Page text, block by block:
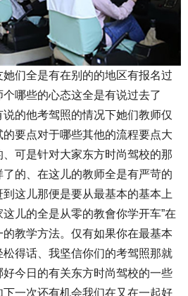
们全是有在别的的地区有报名过
哪些的心态这全是有说过去了
的他考驾照的情况下她们教师仅
要点对于哪些其他的流程要点大
可是针对大家东方时尚驾校的那
的、在这儿的教师全是有严苛的
这儿那便是要从最基本的基本上
儿的全是从零的教會你学开车”在
教学方法。仅有如果你在最基本
得话、我坚信你们的考驾照那就
今日的有关东方时尚驾校的一些
一次还有机会我们在又在一起好